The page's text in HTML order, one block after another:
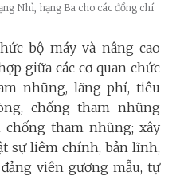
Nhì, hạng Ba cho các đồng chí
bộ máy và nâng cao
giữa các cơ quan chức
nhũng, lãng phí, tiêu
chống tham nhũng
chống tham nhũng; xây
sự liêm chính, bản lĩnh,
viên gương mẫu, tự